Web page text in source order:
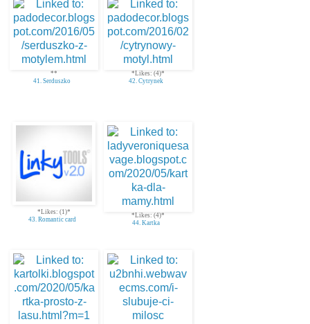
**
41. Serduszko
*Likes: (4)*
42. Cytrynek
*Likes: (1)*
43. Romantic card
*Likes: (4)*
44. Kartka